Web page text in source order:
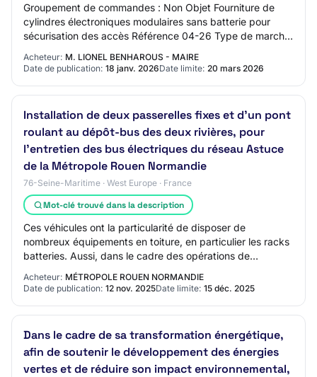
Groupement de commandes : Non Objet Fourniture de
cylindres électroniques modulaires sans batterie pour
sécurisation des accès Référence 04-26 Type de marché
Acheteur: M. LIONEL BENHAROUS - MAIRE
Date de publication: 18 janv. 2026Date limite: 20 mars 2026
Installation de deux passerelles fixes et d'un pont
roulant au dépôt-bus des deux rivières, pour
l'entretien des bus électriques du réseau Astuce
de la Métropole Rouen Normandie
76-Seine-Maritime · West Europe · France
Mot-clé trouvé dans la description
Ces véhicules ont la particularité de disposer de
nombreux équipements en toiture, en particulier les racks
batteries. Aussi, dans le cadre des opérations de
maintenance de ces nouveaux bus, il y a n…
Acheteur: MÉTROPOLE ROUEN NORMANDIE
Date de publication: 12 nov. 2025Date limite: 15 déc. 2025
Dans le cadre de sa transformation énergétique,
afin de soutenir le développement des énergies
vertes et de réduire son impact environnemental,